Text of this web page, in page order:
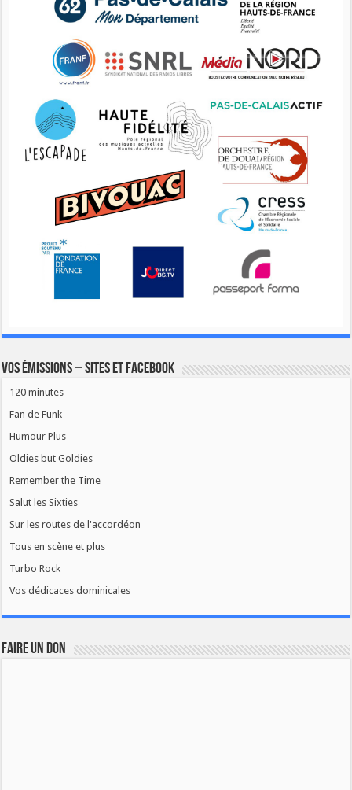
Vos émissions – Sites et Facebook
120 minutes
Fan de Funk
Humour Plus
Oldies but Goldies
Remember the Time
Salut les Sixties
Sur les routes de l'accordéon
Tous en scène et plus
Turbo Rock
Vos dédicaces dominicales
FAIRE UN DON